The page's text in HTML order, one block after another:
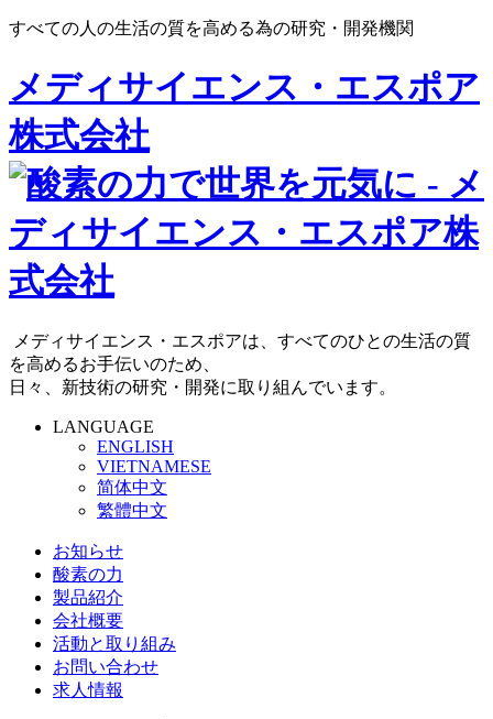
すべての人の生活の質を高める為の研究・開発機関
メディサイエンス・エスポア
株式会社
メディサイエンス・エスポアは、すべてのひとの生活の質
を高めるお手伝いのため、
日々、新技術の研究・開発に取り組んでいます。
LANGUAGE
ENGLISH
VIETNAMESE
简体中文
繁體中文
お知らせ
酸素の力
製品紹介
会社概要
活動と取り組み
お問い合わせ
求人情報